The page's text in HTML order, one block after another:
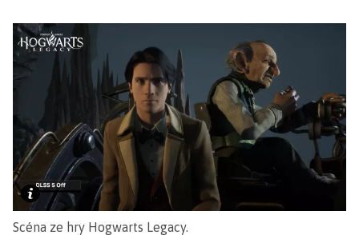
Scéna ze hry Hogwarts Legacy.